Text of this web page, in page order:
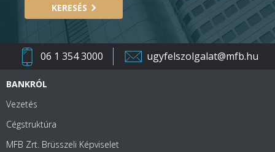
KERESÉS
06 1 354 3000 ugyfelszolgalat@mfb.hu
BANKRÓL
Vezetés
Cégstruktúra
MFB Zrt. Brüsszeli Képviselet